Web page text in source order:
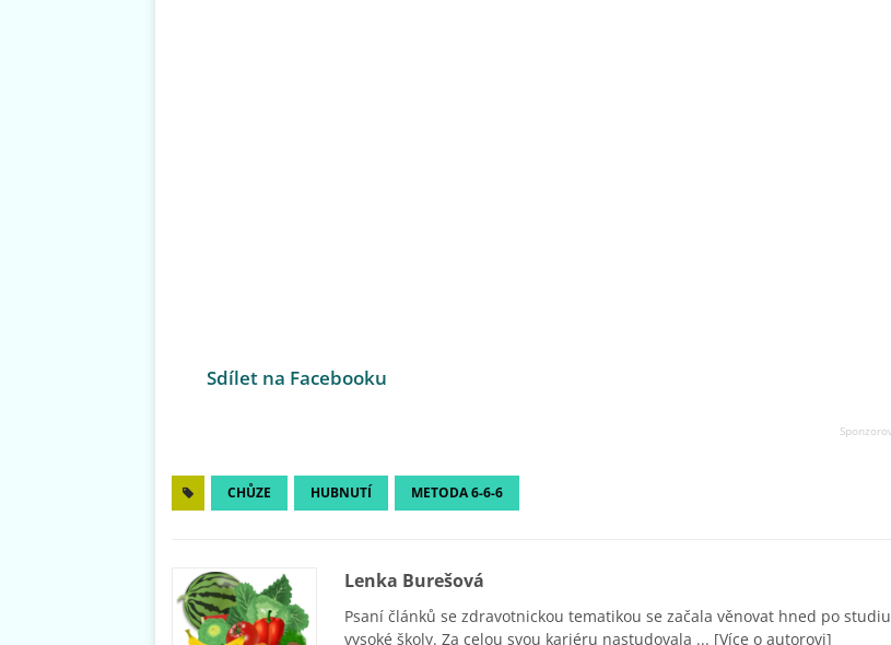
Sdílet na Facebooku
CHŮZE HUBNUTÍ METODA 6-6-6
Lenka Burešová
Psaní článků se zdravotnickou tematikou se začala věnovat hned po studiu
vysoké školy. Za celou svou kariéru nastudovala ... [Více o autorovi]